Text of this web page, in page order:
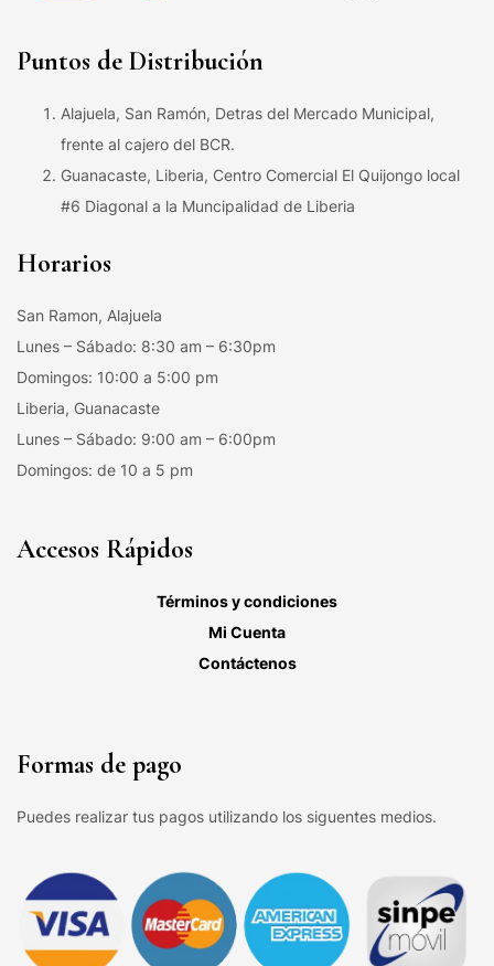
Puntos de Distribución
Alajuela, San Ramón, Detras del Mercado Municipal,
frente al cajero del BCR.
Guanacaste, Liberia, Centro Comercial El Quijongo local
#6 Diagonal a la Muncipalidad de Liberia
Horarios
San Ramon, Alajuela
Lunes – Sábado: 8:30 am – 6:30pm
Domingos: 10:00 a 5:00 pm
Liberia, Guanacaste
Lunes – Sábado: 9:00 am – 6:00pm
Domingos: de 10 a 5 pm
Accesos Rápidos
Términos y condiciones
Mi Cuenta
Contáctenos
Formas de pago
Puedes realizar tus pagos utilizando los siguentes medios.